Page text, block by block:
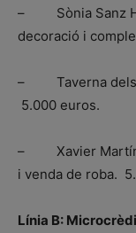
– Sònia Sanz
decoració i
– Taverna dels
5.000 euros.
– Xavier
i venda de roba.
Línia B: